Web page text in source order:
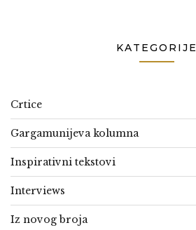
KATEGORIJE
Crtice
Gargamunijeva kolumna
Inspirativni tekstovi
Interviews
Iz novog broja